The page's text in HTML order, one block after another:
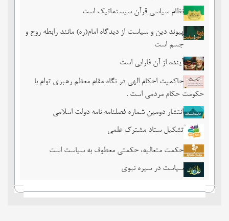
نظام سیاسی قرآن سیستماتیک است
پیوند دین و سیاست از دیدگاه امام(ره) مانند رابطه روح و
جسم است
آینده از آن فارابی است
حاکمیت احکام الهی در نگاه مقام معظم رهبری توام با
حکومت حکام مردمی است .
انتشار دومین شماره فصلنامه نامه دولت اسلامی
تشکیل ستاد مشترک علمی
حکمت متعالیه، حکمتی معطوف به سیاست است
سیاست در سیره نبوی